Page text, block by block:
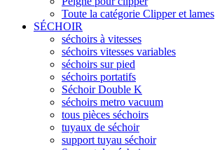
Toute la catégorie Clipper et lames
SÉCHOIR
séchoirs à vitesses
séchoirs vitesses variables
séchoirs sur pied
séchoirs portatifs
Séchoir Double K
séchoirs metro vacuum
tous pièces séchoirs
tuyaux de séchoir
support tuyau séchoir